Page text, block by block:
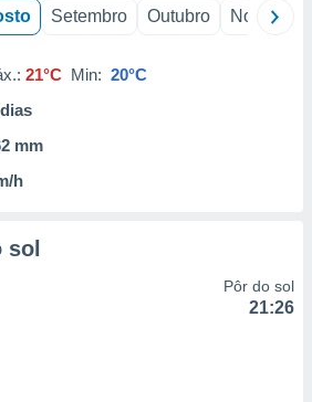
Setembro Outubro Novembro
21°C Min: 20°C
dias
mm
h
sol
Pôr do sol
21:26